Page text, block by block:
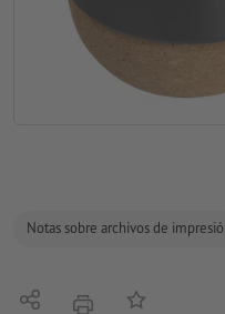
Notas sobre archivos de
CompartirimprimirAñadir a lista